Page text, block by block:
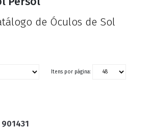
de Óculos de Sol
Itens por página:
901431